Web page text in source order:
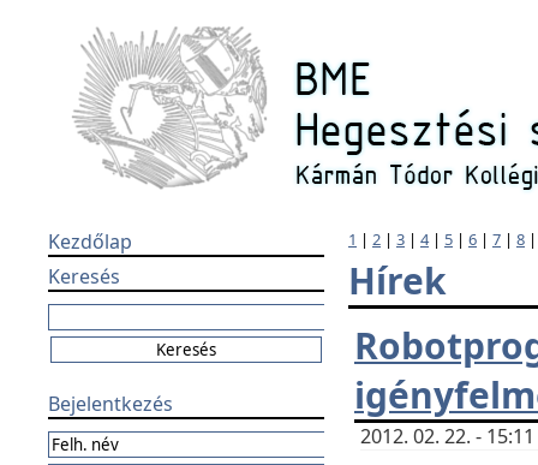
Kezdőlap
Keresés
Bejelentkezés
1 | 2 | 3 | 4| 5 | 6 | 7 | 8
Hírek
2012. 02. 22. -